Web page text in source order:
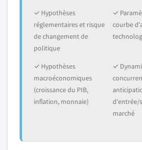
✓ Hypothèses
réglementaires et risque
de changement de
politique
✓
courbe
✓ Hypothèses
macroéconomiques
(croissance du PIB,
inflation, monnaie)
✓
d'entrée/
marché